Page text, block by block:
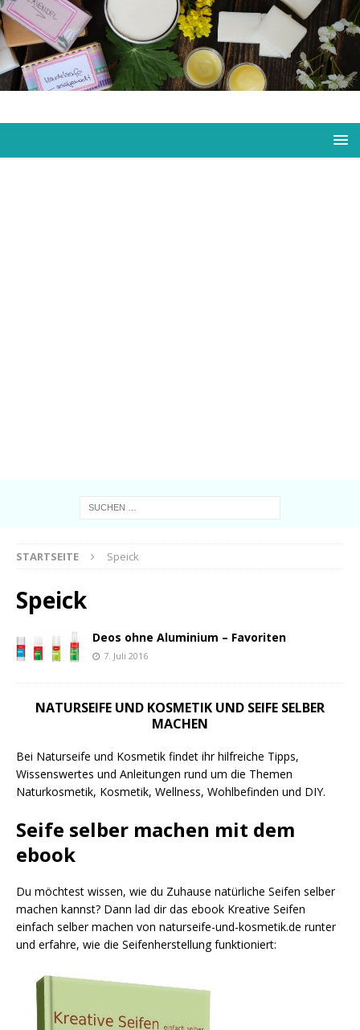
STARTSEITE Speick
Speick
Deos ohne Aluminium – Favoriten
7. Juli 2016
NATURSEIFE UND KOSMETIK UND SEIFE SELBER
MACHEN
Bei Naturseife und Kosmetik findet ihr hilfreiche Tipps,
Wissenswertes und Anleitungen rund um die Themen
Naturkosmetik, Kosmetik, Wellness, Wohlbefinden und DIY.
Seife selber machen mit dem
ebook
Du möchtest wissen, wie du Zuhause natürliche Seifen selber
machen kannst? Dann lad dir das ebook Kreative Seifen
einfach selber machen von naturseife-und-kosmetik.de runter
und erfahre, wie die Seifenherstellung funktioniert: